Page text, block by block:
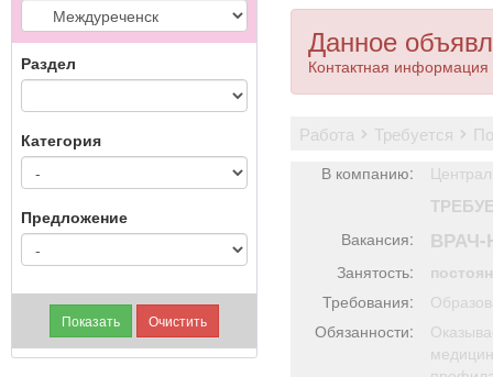
Раздел
Категория
Предложение
Данное
Контактная информация
работа требуется
В компанию:
Вакансия:
Занятость:
Требования:
Обязанности: